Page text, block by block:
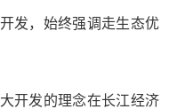
发，始终强调走生态优
发的理念在长江经济